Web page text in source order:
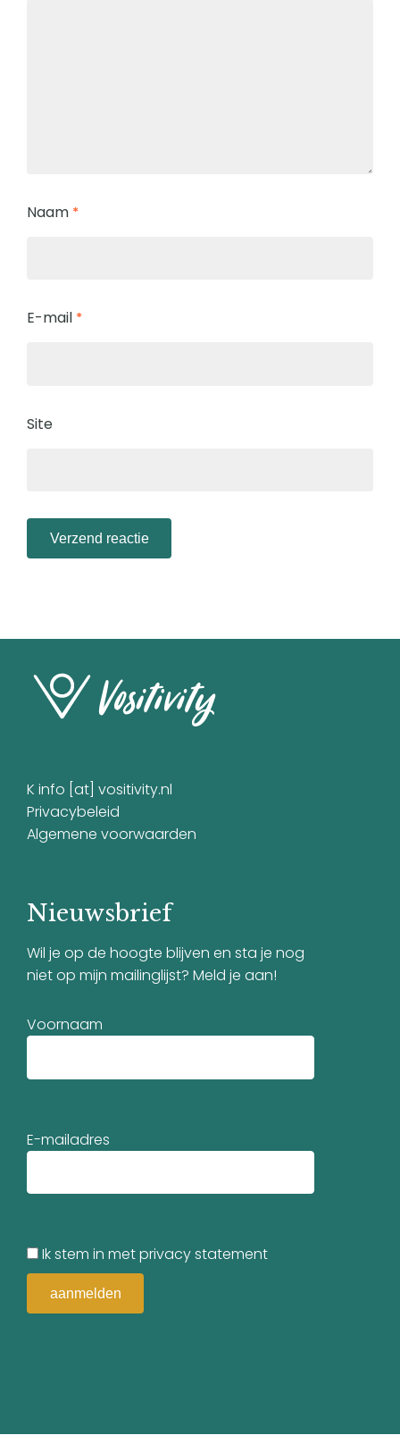
Naam *
E-mail *
Site
K info [at] vositivity.nl
Privacybeleid
Algemene voorwaarden
Nieuwsbrief
Wil je op de hoogte blijven en sta je nog
niet op mijn mailinglijst? Meld je aan!
Voornaam
E-mailadres
Ik stem in met privacy statement